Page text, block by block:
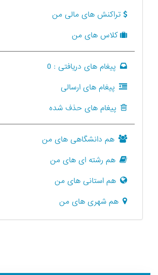
تراکنش های مالی من
کلاس های من
پیغام های دریافتی : 0
پیغام های ارسالی
پیغام های حذف شده
هم دانشگاهی های من
هم رشته ای های من
هم استانی های من
هم شهری های من